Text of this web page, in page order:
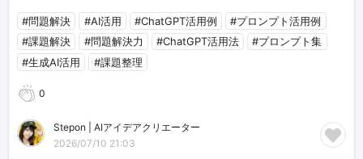
#問題解決 #AI活用 #ChatGPT活用例
#プロンプト活用例
#課題解決
#問題解決力 #ChatGPT活用法
#プロンプト集
#生成AI活用
#課題整理
0
Stepon | AIアイデアクリエーター
2026/07/10 21:03